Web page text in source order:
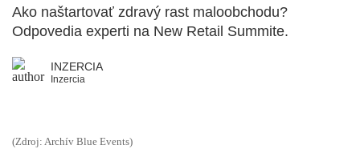
Ako naštartovať zdravý rast maloobchodu?
Odpovedia experti na New Retail Summite.
INZERCIA
Inzercia
(Zdroj: Archív Blue Events)